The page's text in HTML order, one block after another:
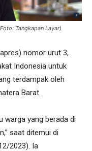
Tangkapan Layar)
nomor urut 3,
Indonesia untuk
terdampak oleh
Barat.
warga yang berada di
saat ditemui di
2023). Ia